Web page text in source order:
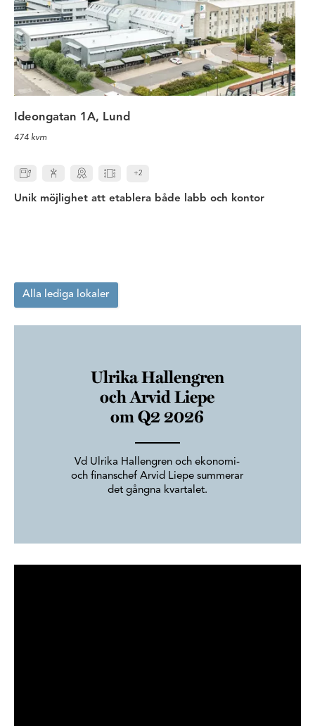
Ideongatan 1A, Lund
474 kvm
+2
Unik möjlighet att etablera både labb och kontor
Alla lediga lokaler
Ulrika Hallengren
och Arvid Liepe
om Q2 2026
Vd Ulrika Hallengren och ekonomi-
och finanschef Arvid Liepe summerar
det gångna kvartalet.